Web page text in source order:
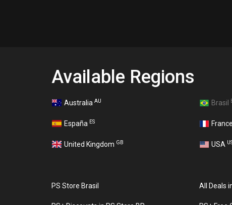
Available Regions
Australia AU Brasil
España ES France
United Kingdom GB USA
PS Store Brasil All Deals